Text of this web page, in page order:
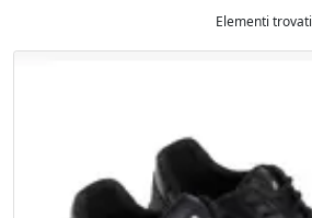
Elementi trovati